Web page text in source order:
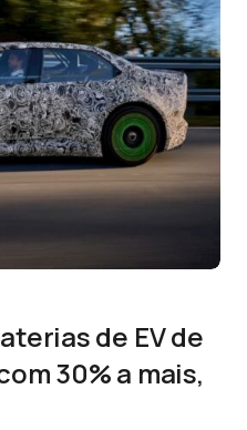
de EV de
30% a mais,